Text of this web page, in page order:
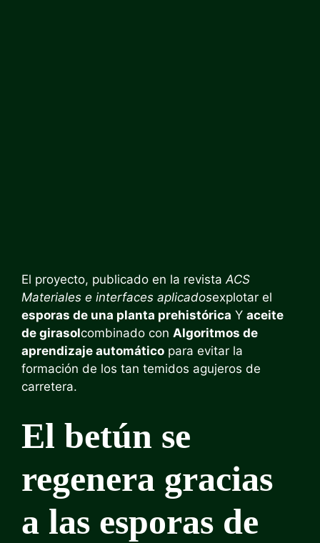
El proyecto, publicado en la revistaACS
Materiales e interfaces aplicadosexplotar el
esporas de una planta prehistórica Y aceite
de girasolcombinado con Algoritmos de
aprendizaje automático para evitar la
formación de los tan temidos agujeros de
carretera.
El betún se
regenera gracias
a las esporas de